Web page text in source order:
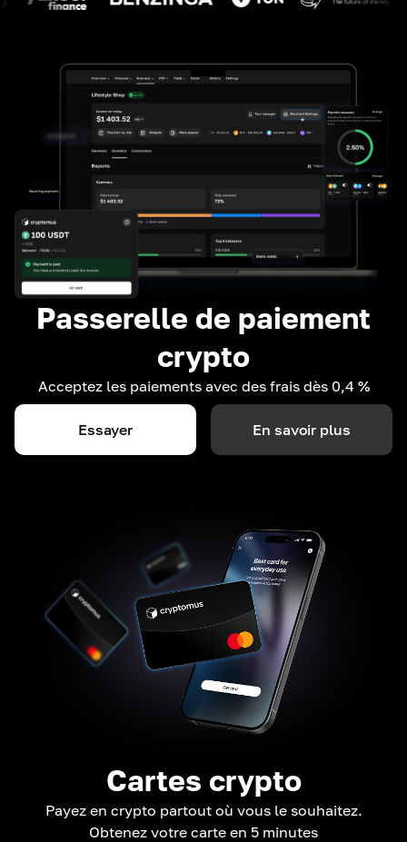
Passerelle de paiement
crypto
Acceptez les paiements avec des frais dès 0,4 %
Essayer En savoir plus
Cartes crypto
Payez en crypto partout où vous le souhaitez.
Obtenez votre carte en 5 minutes